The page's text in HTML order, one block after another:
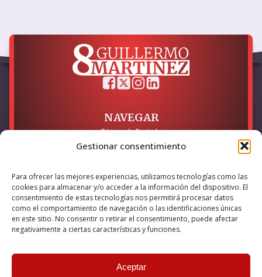
Gestionar consentimiento
Para ofrecer las mejores experiencias, utilizamos tecnologías como las
cookies para almacenar y/o acceder a la información del dispositivo. El
consentimiento de estas tecnologías nos permitirá procesar datos
como el comportamiento de navegación o las identificaciones únicas
en este sitio. No consentir o retirar el consentimiento, puede afectar
negativamente a ciertas características y funciones.
Aceptar
NAVEGAR
Página de Portada
Sobre mí / Contacto
LEGAL
Política de Privacidad
Política de Cookies
Accesibilidad
Esta empresa ha sido beneficiaria del bono Kit Digital y lo ha
internet, financiado por la Unión Europea – NextGeneration EU